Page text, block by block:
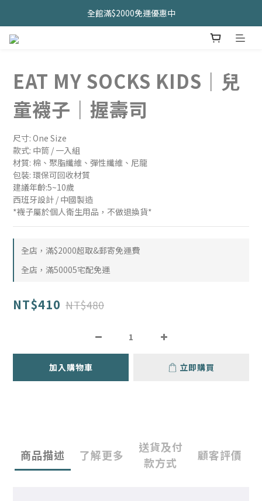
久坐神器>>坐&靠墊組合只要$1488
全館滿$2000免運優惠中
EAT MY SOCKS KIDS｜兒
童襪子｜握壽司
尺寸: One Size
款式: 中筒 / 一入組
材質: 棉、聚脂纖維、彈性纖維、尼龍
包裝: 環保可回收材質
建議年齡:5~10歲
西班牙設計 / 中國製造
*襪子屬於個人衛生用品，不做退換貨*
全店，滿$2000超取&郵寄免運費
全店，滿50005宅配免運
NT$410 NT$480
加入購物車 立即購買
商品描述 了解更多
送貨及付
款方式
顧客評價